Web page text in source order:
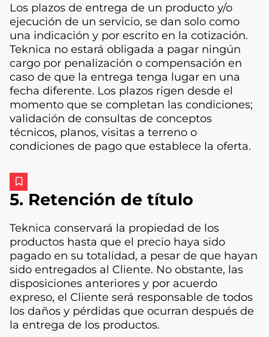
Los plazos de entrega de un producto y/o
ejecución de un servicio, se dan solo como
una indicación y por escrito en la cotización.
Teknica no estará obligada a pagar ningún
cargo por penalización o compensación en
caso de que la entrega tenga lugar en una
fecha diferente. Los plazos rigen desde el
momento que se completan las condiciones;
validación de consultas de conceptos
técnicos, planos, visitas a terreno o
condiciones de pago que establece la oferta.
5. Retención de título
Teknica conservará la propiedad de los
productos hasta que el precio haya sido
pagado en su totalidad, a pesar de que hayan
sido entregados al Cliente. No obstante, las
disposiciones anteriores y por acuerdo
expreso, el Cliente será responsable de todos
los daños y pérdidas que ocurran después de
la entrega de los productos.